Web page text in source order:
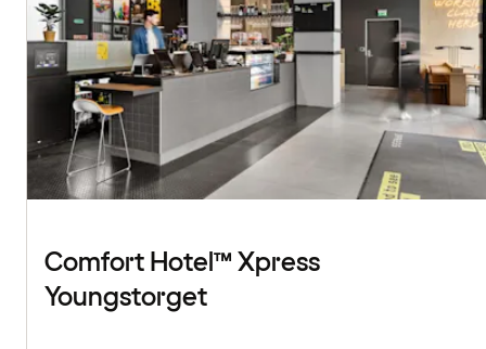
Comfort Hotel™ Xpress
Youngstorget